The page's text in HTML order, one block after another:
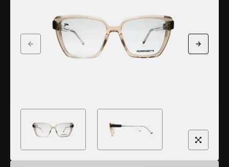
Previous slide Next